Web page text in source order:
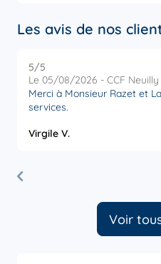
Les avis de nos
5/5
Le 05/08/2026 - CCF
Merci à Monsieur Razet et
services.
Virgile V.
Voir